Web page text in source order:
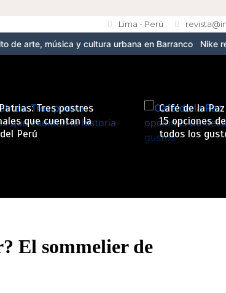
Lima - Perú
y cultura urbana en Barranco Nike reabre su
Tres postres
que cuentan la
Perú
Café de la
15 opciones
todos los
El sommelier de